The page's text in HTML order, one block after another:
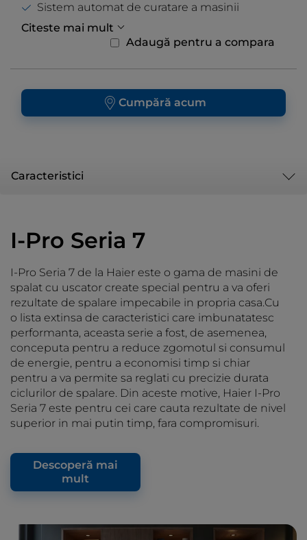
Sistem automat de curatare a masinii
Citeste mai mult
Adaugă pentru a compara
Cumpără acum
Caracteristici
I-Pro Seria 7
I-Pro Seria 7 de la Haier este o gama de masini de
spalat cu uscator create special pentru a va oferi
rezultate de spalare impecabile in propria casa.Cu
o lista extinsa de caracteristici care imbunatatesc
performanta, aceasta serie a fost, de asemenea,
conceputa pentru a reduce zgomotul si consumul
de energie, pentru a economisi timp si chiar
pentru a va permite sa reglati cu precizie durata
ciclurilor de spalare. Din aceste motive, Haier I-Pro
Seria 7 este pentru cei care cauta rezultate de nivel
superior in mai putin timp, fara compromisuri.
Descoperă mai
mult